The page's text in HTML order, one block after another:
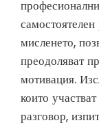
мисленето,
преодоляват
мотивация.
които
разговор,